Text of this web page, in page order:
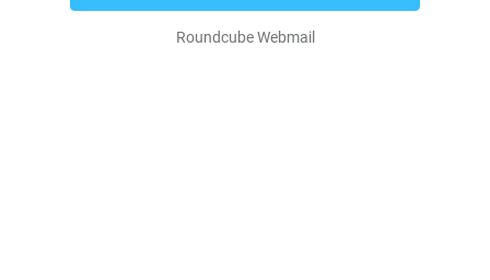
Roundcube Webmail